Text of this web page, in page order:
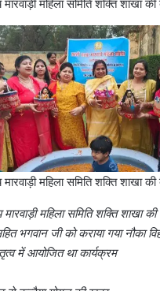
महिला समिति शक्ति शाखा
महिला समिति शक्ति शाखा
महिला समिति शक्ति शाखा
भगवान जी को कराया गया नौका
में आयोजित था कार्यक्रम